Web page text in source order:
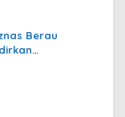
Anak